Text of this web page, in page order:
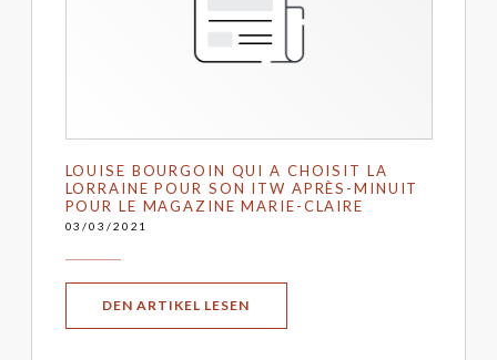
LOUISE BOURGOIN QUI A CHOISIT LA
LORRAINE POUR SON ITW APRÈS-MINUIT
POUR LE MAGAZINE MARIE-CLAIRE
03/03/2021
DEN ARTIKEL LESEN